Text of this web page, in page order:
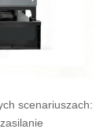
scenariuszach: